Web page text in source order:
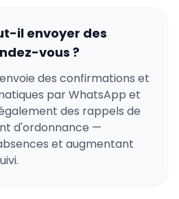
il envoyer des
vous ?
des confirmations et
par WhatsApp et
des rappels de
d'ordonnance —
et augmentant